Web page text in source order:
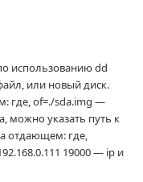
использованию dd
или новый диск.
где, of=./sda.img —
можно указать путь к
отдающем: где,
19000 — ip и